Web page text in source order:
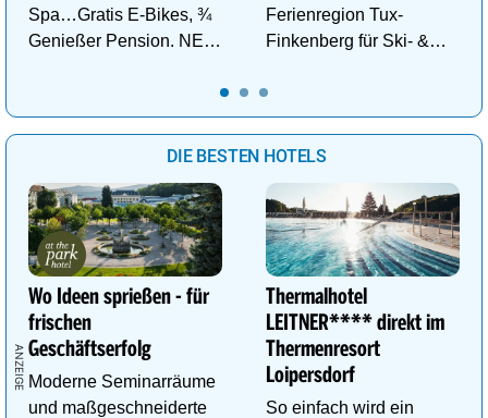
Spa…Gratis E-Bikes, ¾
Genießer Pension. NEU:
Ferienregion Tux-
Finkenberg für Ski- &
bis zu 3250m.
DIE BESTEN HOTELS
Wo Ideen sprießen - für
frischen
Geschäftserfolg
Moderne Seminarräume
und maßgeschneiderte
Thermalhotel
LEITNER**** direkt im
Thermenresort
Loipersdorf
So einfach wird ein